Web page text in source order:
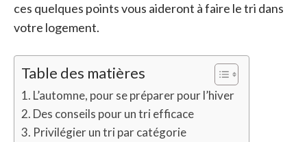
ces quelques points vous aideront à faire le tri dans
votre logement.
Table des matières
L’automne, pour se préparer pour l’hiver
Des conseils pour un tri efficace
Privilégier un tri par catégorie